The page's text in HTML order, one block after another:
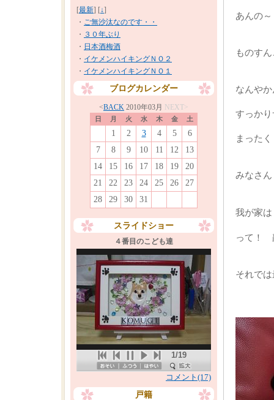
[最新] [↓]
・ ご無沙汰なのです・・
・ ３０年ぶり
・ 日本酒梅酒
・ イケメンハイキングＮＯ２
・ イケメンハイキングＮＯ１
ブログカレンダー
<BACK 2010年03月 NEXT>
日 月 火 水 木 金 土
1 2 3 4 5
6
7
8 9 10 11 12
13
14
15 16 17 18 19
20
21
22 23 24 25 26
27
28
29 30 31
スライドショー
４番目のこども達
1/19
コメント(17)
戸籍
あんの
ものす
なんや
すっか
まった
みなさ
我が家
って！
それで